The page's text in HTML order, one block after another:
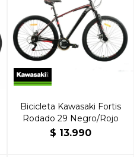
Bicicleta Kawasaki Fortis
Rodado 29 Negro/Rojo
$ 13.990